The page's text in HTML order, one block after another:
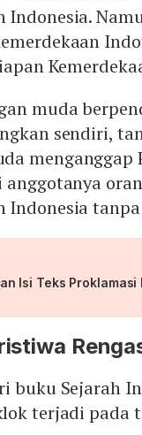
Indonesia.
muda
sendiri,
anggotanya
Indonesia
Isi Teks
buku Sejarah
terjadi pada